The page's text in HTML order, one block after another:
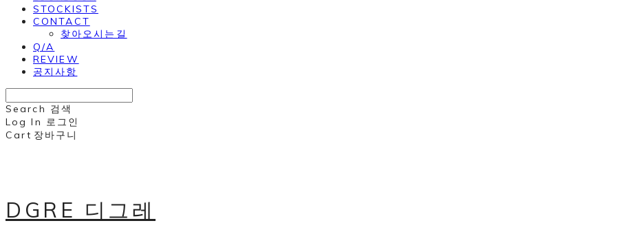
STOCKISTS
CONTACT
찾아오시는길
Q/A
REVIEW
공지사항
Search 검색
Log In 로그인
Cart 장바구니
DGRE 디그레